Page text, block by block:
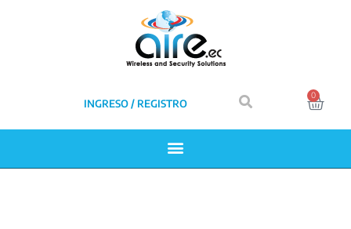
INGRESO / REGISTRO
0